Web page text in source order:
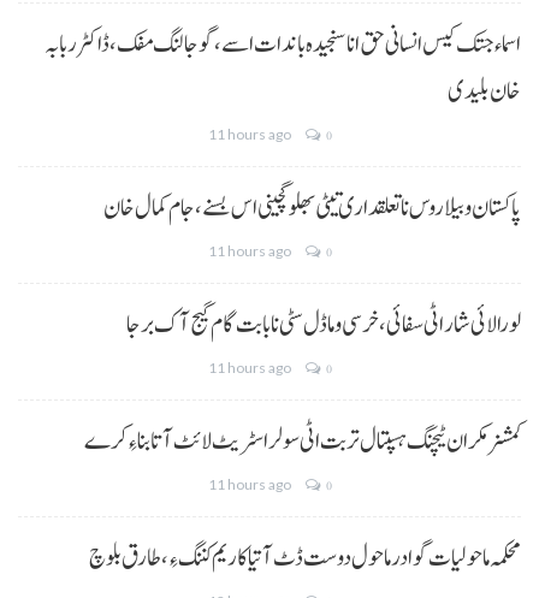
اسماء جتک کیس انسانی حق انا سنجیدہ باندات اسے، گوجالنگ مفک،ڈاکٹر ربابہ
خان بلیدی
11 hours ago 0
پاکستان و بیلاروس نا تعلقداری تیٹی بھلو گچینی اس بسنے، جام کمال خان
11 hours ago 0
لورالائی شار اٹی سفائی، خرسی و ماڈل سٹی نا بابت گام گیج آک برجا
11 hours ago 0
کمشنر مکران ٹیچنگ ہسپتال تربت اٹی سولر اسٹریٹ لائٹ آتا بناءِ کرے
11 hours ago 0
محکمہ ماحولیات گوادر ماحول دوست ڈٹ آتیا کاریم کننگ ءِ، طارق بلوچ